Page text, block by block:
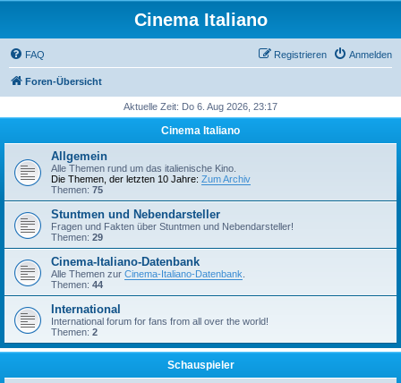
Cinema Italiano
FAQ Anmelden
Registrieren
Foren-Übersicht
Aktuelle Zeit: Do 6. Aug 2026, 23:17
Cinema Italiano
Allgemein
Alle Themen rund um das italienische Kino.
Die Themen, der letzten 10 Jahre: Zum Archiv
Themen: 75
Stuntmen und Nebendarsteller
Fragen und Fakten über Stuntmen und Nebendarsteller!
Themen: 29
Cinema-Italiano-Datenbank
Alle Themen zur Cinema-Italiano-Datenbank
Themen: 44
International
International forum for fans from all over the world!
Themen: 2
Schauspieler